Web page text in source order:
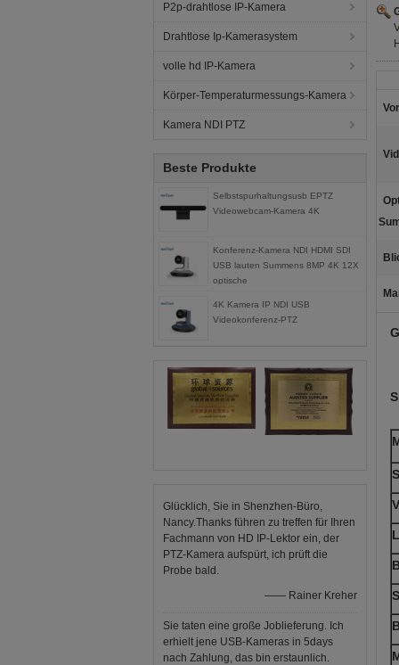
P2p-drahtlose IP-Kamera
Drahtlose Ip-Kamerasystem
volle hd IP-Kamera
Körper-Temperaturmessungs-Kamera
Kamera NDI PTZ
Beste Produkte
Selbstspurhaltungsusb EPTZ
Videowebcam-Kamera 4K
Konferenz-Kamera NDI HDMI SDI
USB lauten Summens 8MP 4K 12X
optische
4K Kamera IP NDI USB
Videokonferenz-PTZ
Glücklich, Sie in Shenzhen-Büro,
Nancy.Thanks führen zu treffen für Ihren
Fachmann von HD IP-Lektor ein, der
PTZ-Kamera aufspürt, ich prüft die
Probe bald.
—— Rainer Kreher
Sie taten eine große Joblieferung. Ich
erhielt jene USB-Kameras in 5days
nach Zahlung, das bin erstaunlich.